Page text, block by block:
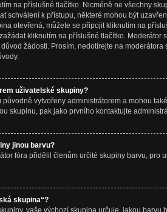
na příslušné tlačítko. Nicméně ne všechny
schválení k přístupu, některé mohou být
otevřená, můžete se připojit kliknutím na
kliknutím na příslušné tlačítko. Moderátor
žádosti. Prosím, nedotírejte na moderátora
uživatelské skupiny?
původně vytvořeny administrátorem a mohou
skupinu, pak jako prvního kontaktujte
jinou barvu?
fóra přidělil členům určité skupiny barvu, pro
skupina“?
vaše výchozí skupina určuje, jakou barvu